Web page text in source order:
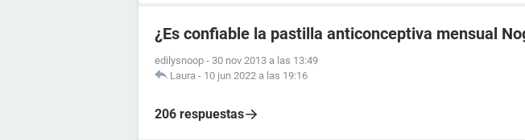
¿Es confiable la pastilla anticonceptiva mensual
edilysnoop - 30 nov 2013 a las 13:49
Laura - 10 jun 2022 a las 19:16
206 respuestas